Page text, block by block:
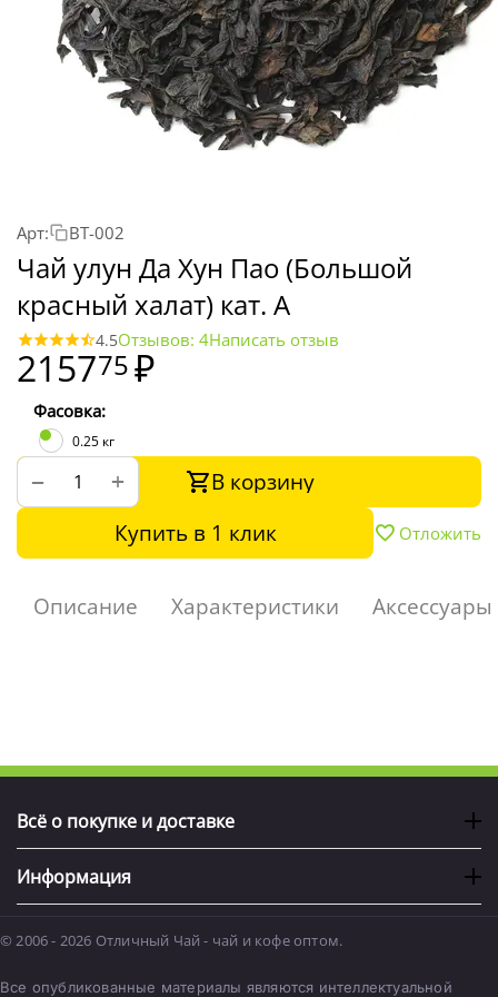
Арт: BT-002
Чай улун Да Хун Пао (Большой
красный халат) кат. А
4.5Отзывов: 4Написать отзыв
215775₽
Фасовка:
0.25 кг
+
−
В корзину
Купить в 1 клик
Отложить
Описание Характеристики Аксессуары
Всё о покупке и доставке
Информация
© 2006 - 2026 Отличный Чай - чай и кофе оптом.
Все опубликованные материалы являются интеллектуальной